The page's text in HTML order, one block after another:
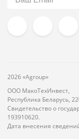
2026 «Agroup»
ООО МакоТехИнвест,
Республика Беларусь,
Свидетельство о
193910620.
Дата внесения